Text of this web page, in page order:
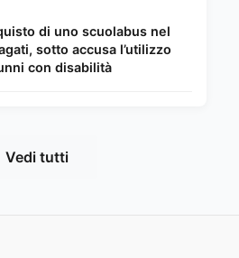
di uno scuolabus nel
sotto accusa l’utilizzo
con disabilità
Vedi tutti